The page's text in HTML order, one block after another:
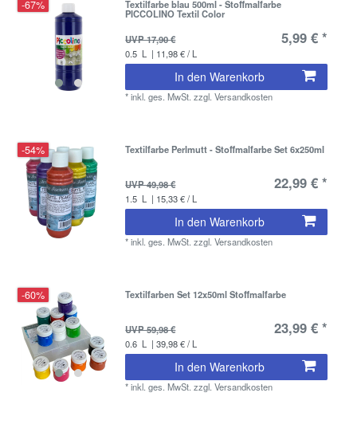
-67% Textilfarbe blau 500ml - Stoffmalfarbe
PICCOLINO Textil Color
UVP 17,90 €
5,99 € *
0.5 L | 11,98 € / L
In den Warenkorb
*inkl. ges. MwSt. zzgl.Versandkosten
-54% Textilfarbe Perlmutt - Stoffmalfarbe Set 6x250ml
UVP 49,98 € 22,99 € *
1.5 L | 15,33 € / L
In den Warenkorb
*inkl. ges. MwSt. zzgl.Versandkosten
-60% Textilfarben Set 12x50ml Stoffmalfarbe
UVP 59,98 € 23,99 € *
0.6 L | 39,98 € / L
In den Warenkorb
*inkl. ges. MwSt. zzgl.Versandkosten